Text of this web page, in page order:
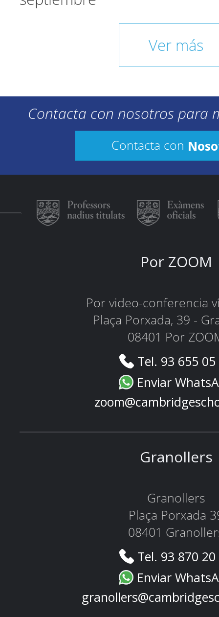
Ver más
Contacta con nosotros para
Contacta con
Por ZOOM
Por video-conferencia
Plaça Porxada, 39 -
08401 Por
Tel. 93 655
Enviar
Granollers
Granollers
Plaça Porxada
08401
Tel. 93 870
Enviar